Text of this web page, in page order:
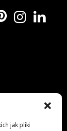
jak pliki